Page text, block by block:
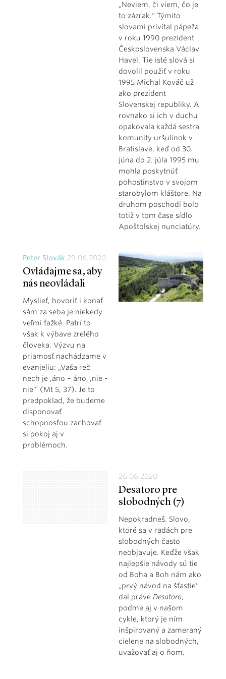
„Neviem, či viem, čo je
to zázrak.“ Týmito
slovami privítal pápeža
v roku 1990 prezident
Československa Václav
Havel. Tie isté slová si
dovolil použiť v roku
1995 Michal Kováč už
ako prezident
Slovenskej republiky. A
rovnako si ich v duchu
opakovala každá sestra
komunity uršulínok v
Bratislave, keď od 30.
júna do 2. júla 1995 mu
mohla poskytnúť
pohostinstvo v svojom
starobylom kláštore. Na
druhom poschodí bolo
totiž v tom čase sídlo
Apoštolskej nunciatúry.
Peter Slovák 29.06.2020
Ovládajme sa, aby
nás neovládali
Myslieť, hovoriť i konať
sám za seba je niekedy
veľmi ťažké. Patrí to
však k výbave zrelého
človeka. Výzvu na
priamosť nachádzame v
evanjeliu: „Vaša reč
nech je ,áno – áno,',nie -
nie'“ (Mt 5, 37). Je to
predpoklad, že budeme
disponovať
schopnosťou zachovať
si pokoj aj v
problémoch.
26.06.2020
Desatoro pre
slobodných (7)
Nepokradneš. Slovo,
ktoré sa v radách pre
slobodných často
neobjavuje. Keďže však
najlepšie návody sú tie
od Boha a Boh nám ako
„prvý návod na šťastie“
dal práve Desatoro,
poďme aj v našom
cykle, ktorý je ním
inšpirovaný a zameraný
cielene na slobodných,
uvažovať aj o ňom.